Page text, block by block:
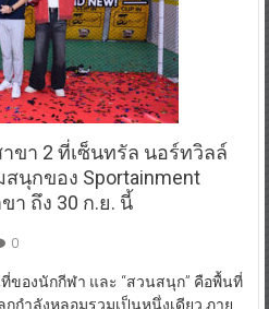
าขา 2 ที่เซ็นทรัล นอร์ทวิลล์
นุกของ Sportainment
า ถึง 30 ก.ย. นี้
0
ของนักกีฬา และ “สวนสนุก” คือพื้นที่
กำลังหลอมรวมเป็นหนึ่งเดียว ภาย